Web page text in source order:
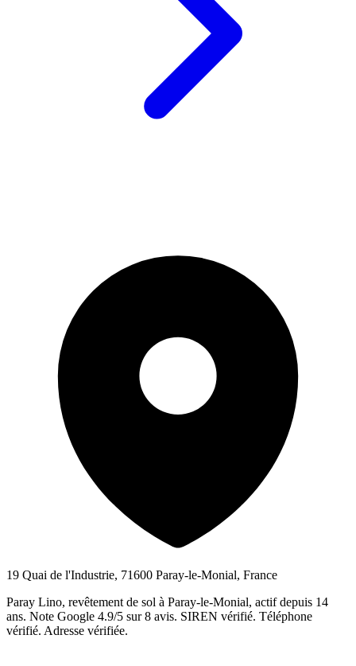
19 Quai de l'Industrie, 71600 Paray-le-Monial, France
Paray Lino, revêtement de sol à Paray-le-Monial, actif depuis 14
ans. Note Google 4.9/5 sur 8 avis. SIREN vérifié. Téléphone
vérifié. Adresse vérifiée.